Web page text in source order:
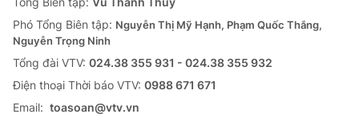
Phó Tổng Biên tập: Nguyễn Thị Mỹ Hạnh, Phạm Quốc Thắng,
Nguyễn Trọng Ninh
Tổng đài VTV: 024.38 355 931 - 024.38 355 932
Ðiện thoại Thời báo VTV: 0988 671 671
Email: toasoan@vtv.vn